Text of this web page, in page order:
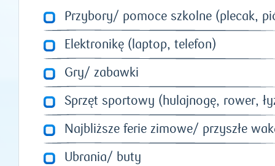
Przybory/ pomoce szkolne (plecak,
Elektronikę (laptop, telefon)
Gry/ zabawki
Sprzęt sportowy (hulajnogę, rower,
Najbliższe ferie zimowe/ przyszłe
Ubrania/ buty